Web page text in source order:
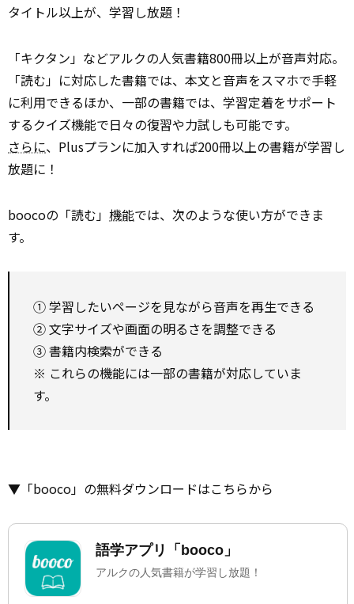
タイトル以上が、学習し放題！
「キクタン」などアルクの人気書籍800冊以上が音声対応。
「読む」に対応した書籍では、本文と音声をスマホで手軽
に利用できるほか、一部の書籍では、学習定着をサポート
するクイズ機能で日々の復習や力試しも可能です。
さらに、Plusプランに加入すれば200冊以上の書籍が学習し
放題に！
boocoの「読む」 機能では、次のような使い方ができま
す。
① 学習したいページを見ながら音声を再生できる
② 文字サイズや画面の明るさを調整できる
③ 書籍内検索ができる
※ これらの機能には一部の書籍が対応していま
す。
▼「booco」の無料ダウンロードはこちらから